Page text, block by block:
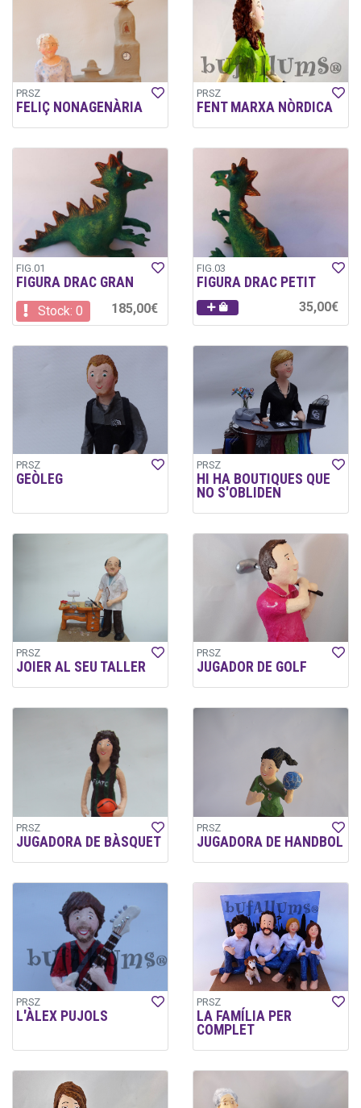
PRSZ
FELIÇ NONAGENÀRIA
PRSZ
FENT MARXA NÒRDICA
FIG.01
FIGURA DRAC GRAN
Stock: 0 185,00€
FIG.03
FIGURA DRAC PETIT
35,00€
PRSZ
GEÒLEG
PRSZ
HI HA BOUTIQUES QUE
NO S'OBLIDEN
PRSZ
JOIER AL SEU TALLER
PRSZ
JUGADOR DE GOLF
PRSZ
JUGADORA DE BÀSQUET
PRSZ
JUGADORA DE HANDBOL
PRSZ
L'ÀLEX PUJOLS
PRSZ
LA FAMÍLIA PER
COMPLET